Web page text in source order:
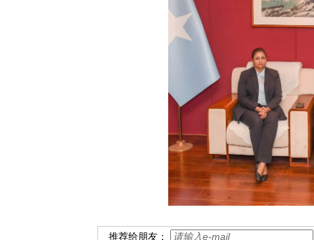
推荐给朋友：